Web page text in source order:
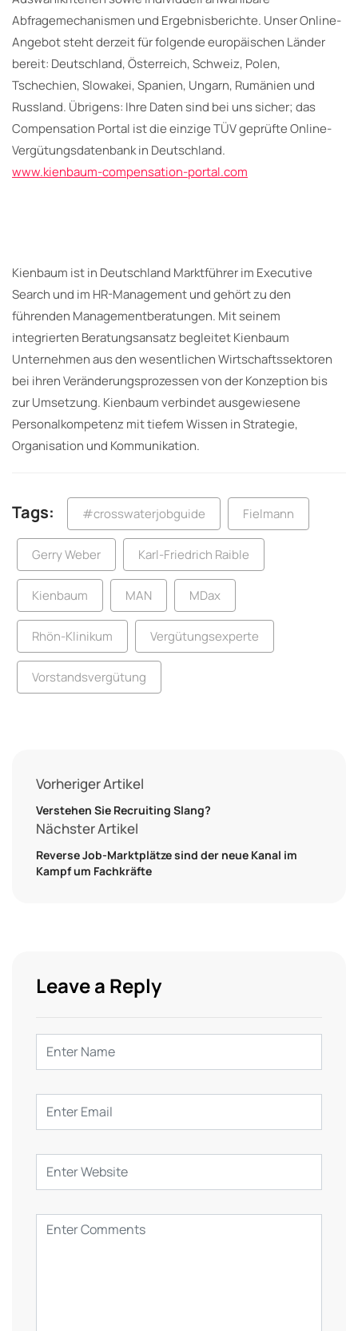
Abfragemechanismen und Ergebnisberichte. Unser Online-
Angebot steht derzeit für folgende europäischen Länder
bereit: Deutschland, Österreich, Schweiz, Polen,
Tschechien, Slowakei, Spanien, Ungarn, Rumänien und
Russland. Übrigens: Ihre Daten sind bei uns sicher; das
Compensation Portal ist die einzige TÜV geprüfte Online-
Vergütungsdatenbank in Deutschland.
www.kienbaum-compensation-portal.com
Kienbaum ist in Deutschland Marktführer im Executive
Search und im HR-Management und gehört zu den
führenden Managementberatungen. Mit seinem
integrierten Beratungsansatz begleitet Kienbaum
Unternehmen aus den wesentlichen Wirtschaftssektoren
bei ihren Veränderungsprozessen von der Konzeption bis
zur Umsetzung. Kienbaum verbindet ausgewiesene
Personalkompetenz mit tiefem Wissen in Strategie,
Organisation und Kommunikation.
Tags: #crosswaterjobguide Fielmann
Gerry Weber Karl-Friedrich Raible
Kienbaum MAN MDax
Rhön-Klinikum Vergütungsexperte
Vorstandsvergütung
Vorheriger Artikel
Verstehen Sie Recruiting Slang?
Nächster Artikel
Reverse Job-Marktplätze sind der neue Kanal im
Kampf um Fachkräfte
Leave a Reply